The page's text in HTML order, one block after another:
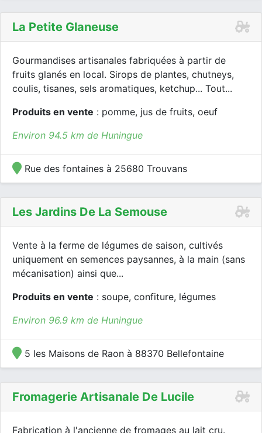
La Petite Glaneuse
Gourmandises artisanales fabriquées à partir de
fruits glanés en local. Sirops de plantes, chutneys,
coulis, tisanes, sels aromatiques, ketchup... Tout...
Produits en vente : pomme, jus de fruits, oeuf
Environ 94.5 km de Huningue
Rue des fontaines à 25680 Trouvans
Les Jardins De La Semouse
Vente à la ferme de légumes de saison, cultivés
uniquement en semences paysannes, à la main (sans
mécanisation) ainsi que...
Produits en vente : soupe, confiture, légumes
Environ 96.9 km de Huningue
5 les Maisons de Raon à 88370 Bellefontaine
Fromagerie Artisanale De Lucile
Fabrication à l'ancienne de fromages au lait cru.